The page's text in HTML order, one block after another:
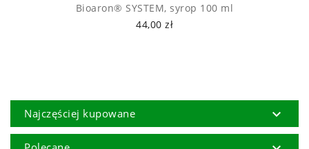
Bioaron® SYSTEM, syrop 100 ml
44,00 zł
Najczęściej kupowane 